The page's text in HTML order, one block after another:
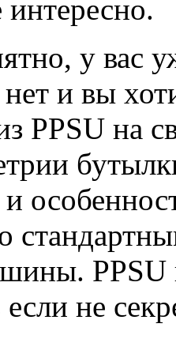
интересно.
у вас
и вы
PPSU на
PPSU
не